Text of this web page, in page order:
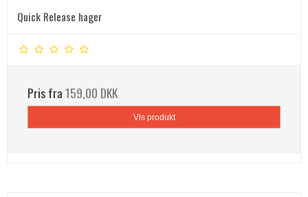
Quick Release hager
Pris fra159,00 DKK
Vis produkt